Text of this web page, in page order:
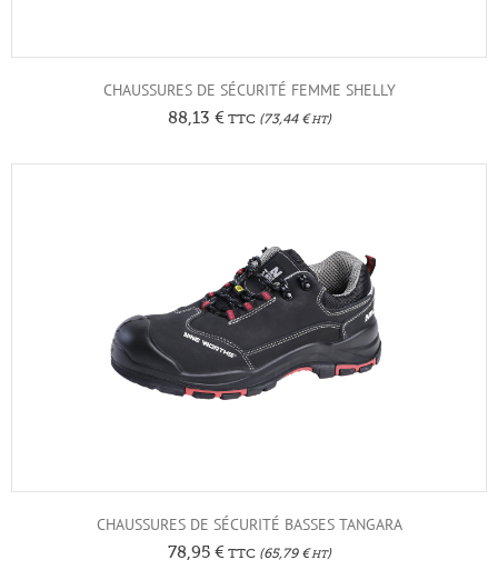
CHAUSSURES DE SÉCURITÉ FEMME SHELLY
88,13 €TTC(73,44 €HT)
CHAUSSURES DE SÉCURITÉ BASSES TANGARA
78,95 €TTC(65,79 €HT)